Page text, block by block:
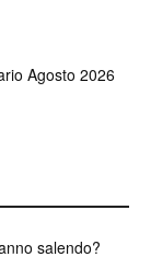
Agosto 2026
salendo?